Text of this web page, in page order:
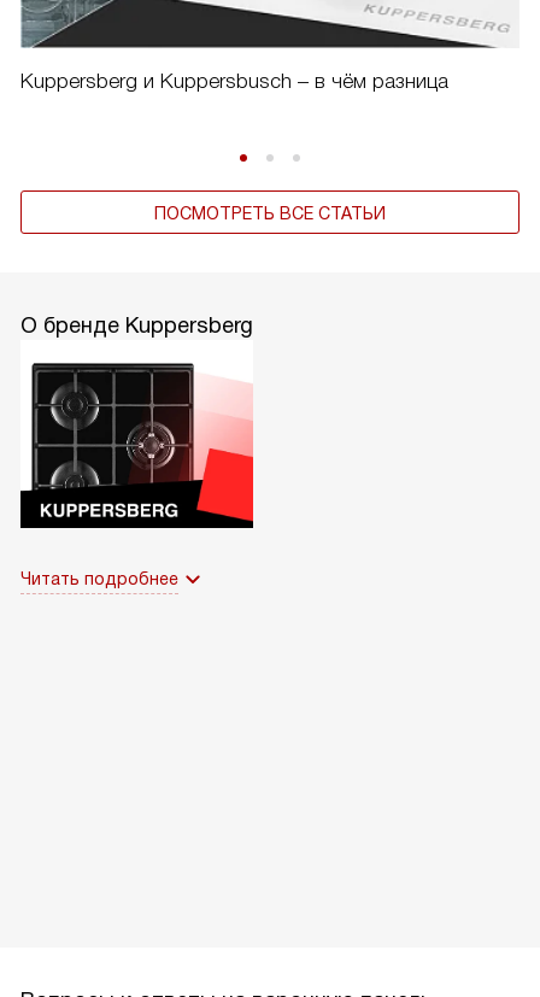
Kuppersberg и Kuppersbusch – в чём разница
ПОСМОТРЕТЬ ВСЕ СТАТЬИ
О бренде Kuppersberg
Читать подробнее